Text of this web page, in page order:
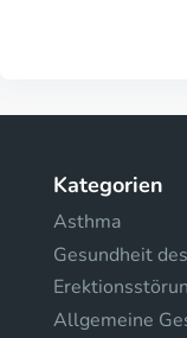
Kategorien
Asthma
Gesundheit
Allgemeine